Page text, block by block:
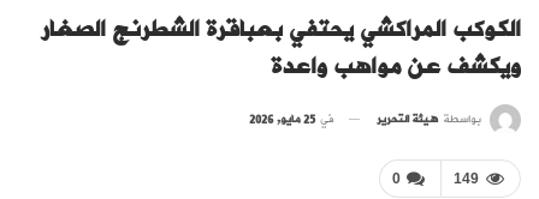
الكوكب المراكشي يحتفي بعباقرة الشطرنج الصغار
ويكشف عن مواهب واعدة
بواسطة هيئة التحرير في 25 مايو, 2026
0 149